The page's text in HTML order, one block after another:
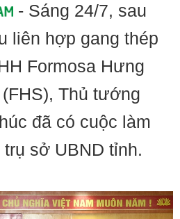
- Sáng 24/7, sau
liên hợp gang thép
Formosa Hưng
Thủ tướng
đã có cuộc làm
sở UBND tỉnh.